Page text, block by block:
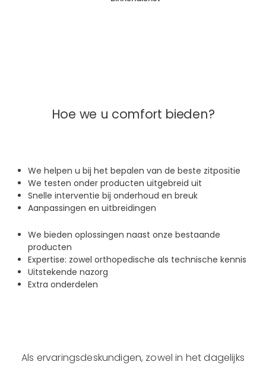
Hoe we u comfort bieden?
We helpen u bij het bepalen van de beste zitpositie
We testen onder producten uitgebreid uit
Snelle interventie bij onderhoud en breuk
Aanpassingen en uitbreidingen
We bieden oplossingen naast onze bestaande
producten
Expertise: zowel orthopedische als technische kennis
Uitstekende nazorg
Extra onderdelen
Als ervaringsdeskundigen, zowel in het dagelijks